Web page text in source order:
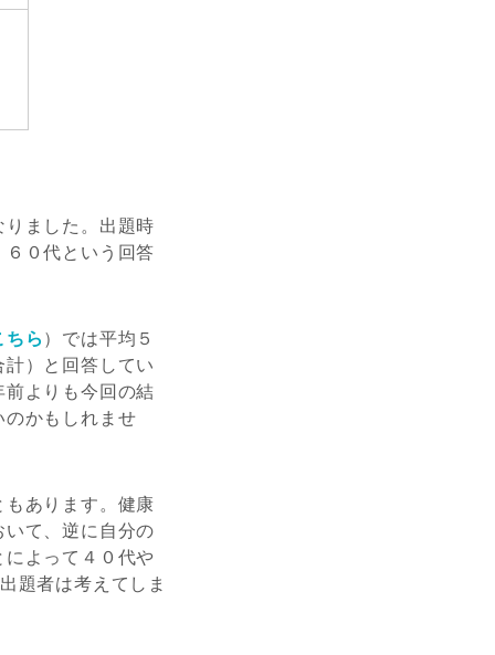
ました。出題時
０代という回答
ちら）では平均５
）と回答してい
よりも今回の結
かもしれませ
あります。健康
て、逆に自分の
よって４０代や
題者は考えてしま